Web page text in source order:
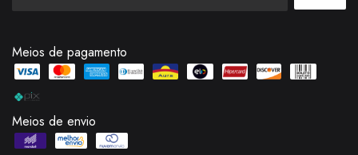
Meios de pagamento
Meios de envio